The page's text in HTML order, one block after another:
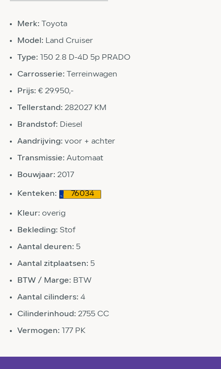
Merk: Toyota
Model: Land Cruiser
Type: 150 2.8 D-4D 5p PRADO
Carrosserie: Terreinwagen
Prijs: € 29.950,-
Tellerstand: 282027 KM
Brandstof: Diesel
Aandrijving: voor + achter
Transmissie: Automaat
Bouwjaar: 2017
Kenteken: 76034
Kleur: overig
Bekleding: Stof
Aantal deuren: 5
Aantal zitplaatsen: 5
BTW / Marge: BTW
Aantal cilinders: 4
Cilinderinhoud: 2755 CC
Vermogen: 177 PK